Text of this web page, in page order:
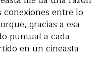
conexiones entre lo
gracias a esa
puntual a cada
en un cineasta